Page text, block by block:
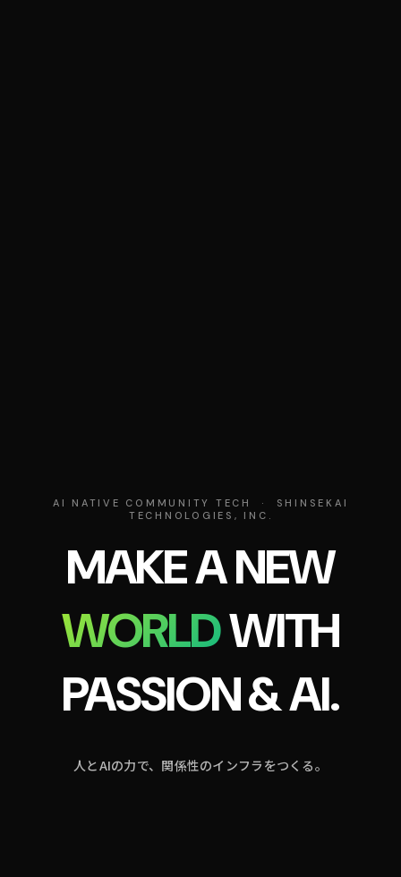
AI NATIVE COMMUNITY TECH · SHINSEKAI
TECHNOLOGIES, INC.
MAKE A NEW
WORLDWITH
PASSION & AI.
人とAIの力で、関係性のインフラをつくる。